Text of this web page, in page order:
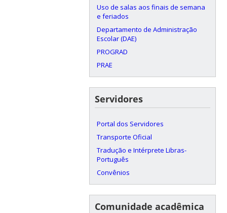
Uso de salas aos finais de semana
e feriados
Departamento de Administração
Escolar (DAE)
PROGRAD
PRAE
Servidores
Portal dos Servidores
Transporte Oficial
Tradução e Intérprete Libras-
Português
Convênios
Comunidade acadêmica